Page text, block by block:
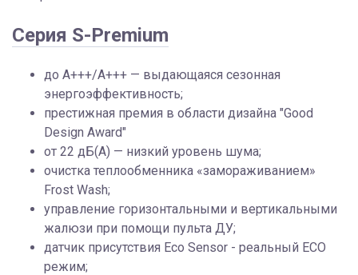
Серия S-Premium
до A+++/A+++ — выдающаяся сезонная
энергоэффективность;
престижная премия в области дизайна "Good
Design Award"
от 22 дБ(А) — низкий уровень шума;
очистка теплообменника «замораживанием»
Frost Wash;
управление горизонтальными и вертикальными
жалюзи при помощи пульта ДУ;
датчик присутствия Eco Sensor - реальный ECO
режим;